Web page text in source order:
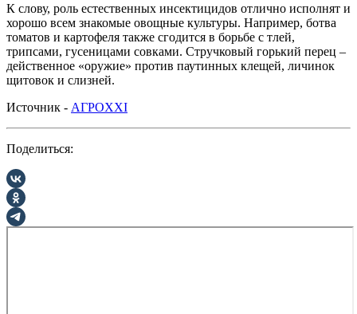
К слову, роль естественных инсектицидов отлично исполнят и
хорошо всем знакомые овощные культуры. Например, ботва
томатов и картофеля также сгодится в борьбе с тлей,
трипсами, гусеницами совками. Стручковый горький перец –
действенное «оружие» против паутинных клещей, личинок
щитовок и слизней.
Источник - АГРОXXI
Поделиться: